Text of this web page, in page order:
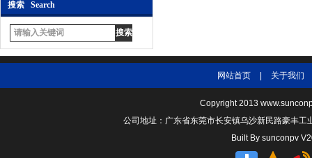
搜索 Search
网站首页 关于我们
Copyright 2013
公司地址：广东省东莞市长安镇乌沙新民路豪丰
Built By sunconpv